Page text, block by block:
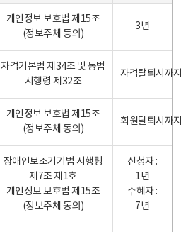
개인정보 보호법 제15조
(정보주체 등의)
3년
자격기본법 제34조 및 동법
시행령 제32조
자격탈퇴시까
개인정보 보호법 제15조
(정보주체 동의)
회원탈퇴시까
장애인보조기기법 시행령
제7조 제1호
개인정보 보호법 제15조
(정보주체 동의)
신청자 :
1년
수혜자 :
7년